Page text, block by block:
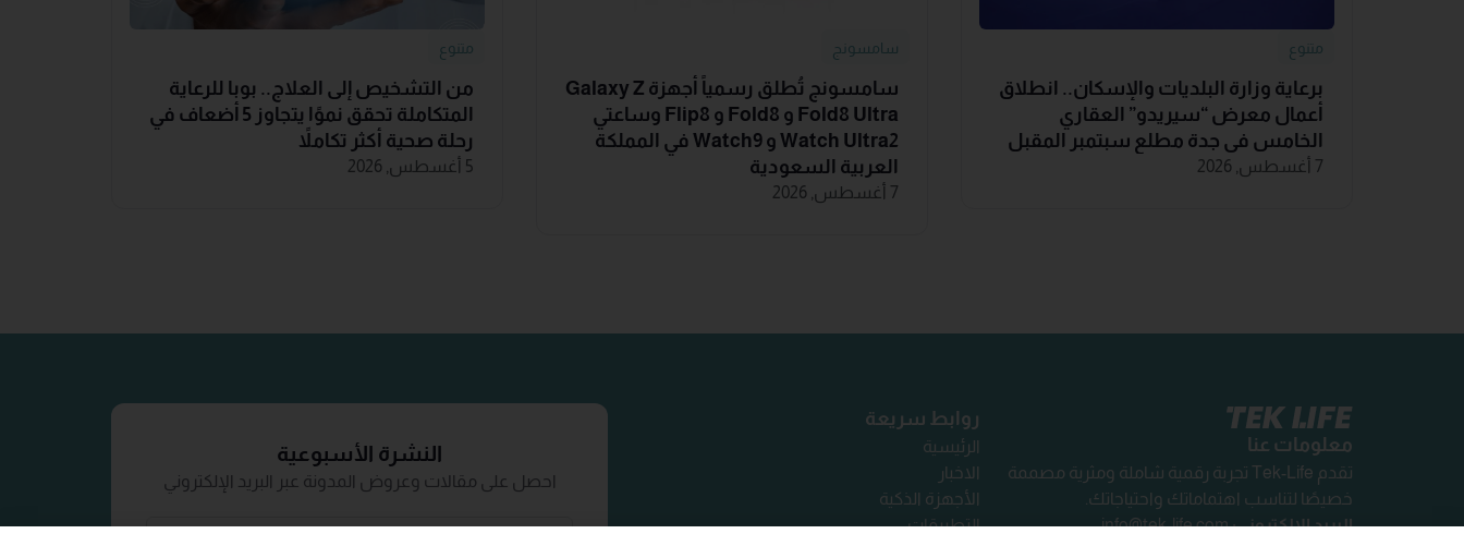
متنوع
برعاية وزارة البلديات والإسكان.. انطلاق
أعمال معرض “سيريدو” العقاري
الخامس في جدة مطلع سبتمبر المقبل
7 أغسطس, 2026
سامسونج
سامسونج تُطلق رسمياً أجهزة Galaxy Z
Fold8 Ultra و Fold8 و Flip8 وساعتي
Watch Ultra2 و Watch9 في المملكة
العربية السعودية
7 أغسطس, 2026
متنوع
من التشخيص إلى العلاج.. بوبا للرعاية
المتكاملة تحقق نموًا يتجاوز 5 أضعاف في
رحلة صحية أكثر تكاملاً
5 أغسطس, 2026
معلومات عنا
تقدم Tek-Life تجربة رقمية شاملة ومثرية مصممة
خصيصًا لتناسب اهتماماتك واحتياجاتك.
البريد الإلكتروني:info@tek-life.com
روابط سريعة
الرئيسية
الاخبار
الأجهزة الذكية
التطبيقات
النشرة الأسبوعية
احصل على مقالات وعروض المدونة عبر البريد الإلكتروني